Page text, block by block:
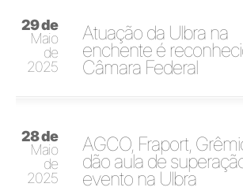
29 de
Maio
de
2025
Atuação da Ulbra na
enchente é
Câmara Federal
28 de
Maio
de
2025
AGCO, Fraport,
dão aula de
evento na Ulbra